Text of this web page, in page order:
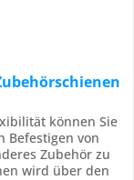
können Sie
Befestigen von
Zubehör zu
wird über den